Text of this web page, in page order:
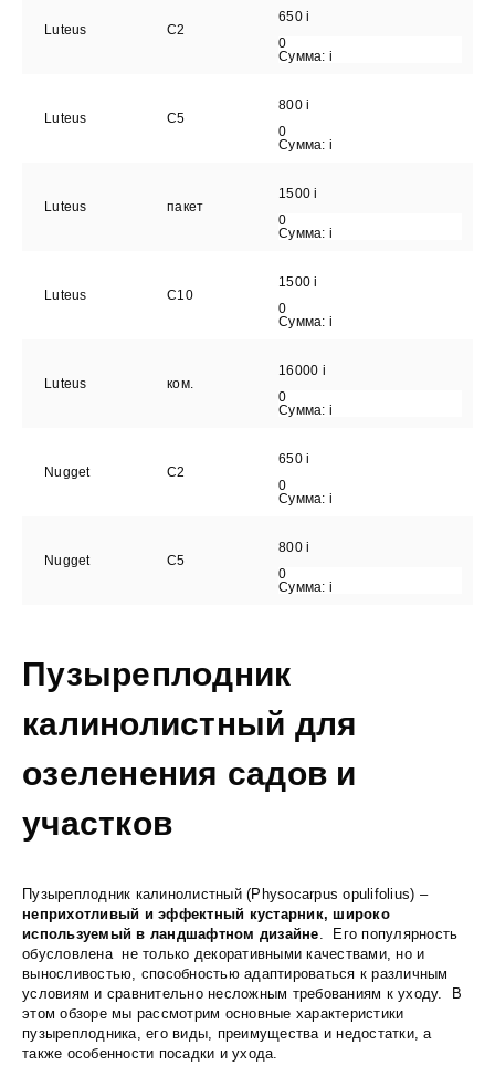
Luteus С2
650i
0
Сумма: i
Luteus С5
800i
0
Сумма: i
Luteus пакет
1500i
0
Сумма: i
Luteus С10
1500i
0
Сумма: i
Luteus ком.
16000 i
0
Сумма: i
Nugget С2
650i
0
Сумма: i
Nugget С5
800i
0
Сумма: i
Пузыреплодник
калинолистный для
озеленения садов и
участков
Пузыреплодник калинолистный (Physocarpus opulifolius) –
неприхотливый и эффектный кустарник, широко
используемый в ландшафтном дизайне. Его популярность
обусловлена не только декоративными качествами, но и
выносливостью, способностью адаптироваться к различным
условиям и сравнительно несложным требованиям к уходу. В
этом обзоре мы рассмотрим основные характеристики
пузыреплодника, его виды, преимущества и недостатки, а
также особенности посадки и ухода.